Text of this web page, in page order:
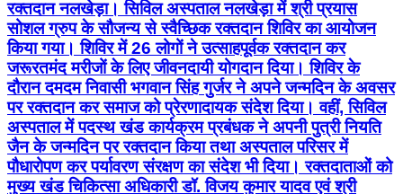
रक्तदान नलखेड़ा। सिविल अस्पताल नलखेड़ा में श्री प्रयास
सोशल ग्रुप के सौजन्य से स्वैच्छिक रक्तदान शिविर का आयोजन
किया गया। शिविर में 26 लोगों ने उत्साहपूर्वक रक्तदान कर
जरूरतमंद मरीजों के लिए जीवनदायी योगदान दिया। शिविर के
दौरान दमदम निवासी भगवान सिंह गुर्जर ने अपने जन्मदिन के अवसर
पर रक्तदान कर समाज को प्रेरणादायक संदेश दिया। वहीं, सिविल
अस्पताल में पदस्थ खंड कार्यक्रम प्रबंधक ने अपनी पुत्री नियति
जैन के जन्मदिन पर रक्तदान किया तथा अस्पताल परिसर में
पौधारोपण कर पर्यावरण संरक्षण का संदेश भी दिया। रक्तदाताओं को
मुख्य खंड चिकित्सा अधिकारी डॉ. विजय कुमार यादव एवं श्री